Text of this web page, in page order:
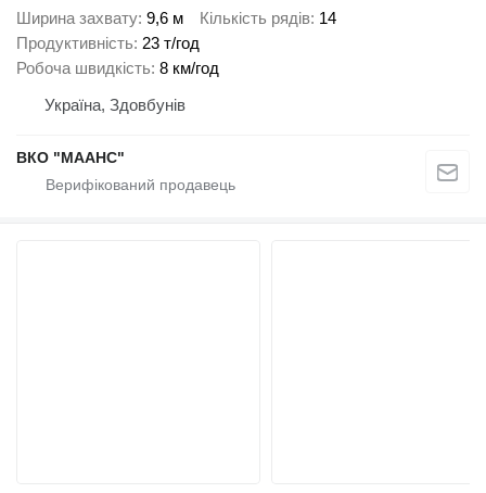
Ширина захвату 9,6 м Кількість рядів 14
Продуктивність 23 т/год
Робоча швидкість 8 км/год
Україна, Здовбунів
ВКО "МААНС"